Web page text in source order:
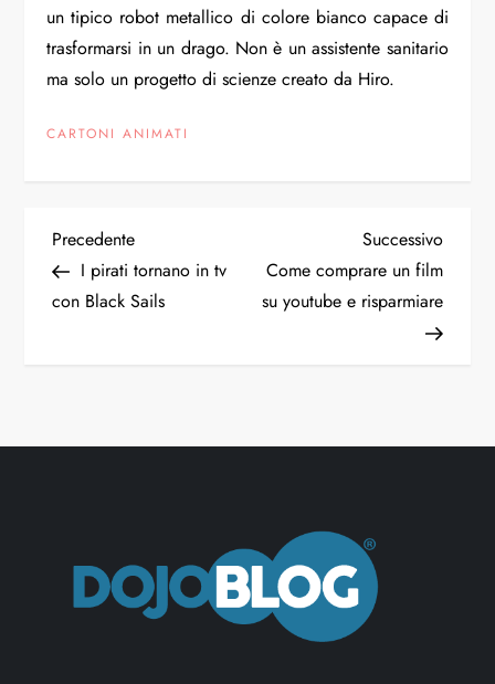
un tipico robot metallico di colore bianco capace di
trasformarsi in un drago. Non è un assistente sanitario
ma solo un progetto di scienze creato da Hiro.
CARTONI ANIMATI
N
a
g
Articolo
precedente
Precedente
I pirati tornano in tv
con Black Sails
Successivo
Come comprare un film
su youtube e risparmiare